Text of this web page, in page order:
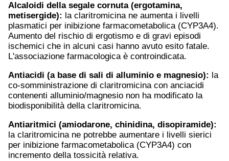
Alcaloidi della segale cornuta (ergotamina,
metisergide): la claritromicina ne aumenta i livelli
plasmatici per inibizione farmacometabolica (CYP3A4).
Aumento del rischio di ergotismo e di gravi episodi
ischemici che in alcuni casi hanno avuto esito fatale.
L'associazione farmacologica è controindicata.
Antiacidi (a base di sali di alluminio e magnesio): la
co-somministrazione di claritromicina con anciacidi
contenenti alluminio/magnesio non ha modificato la
biodisponibilità della claritromicina.
Antiaritmici (amiodarone, chinidina, disopiramide):
la claritromicina ne potrebbe aumentare i livelli sierici
per inibizione farmacometabolica (CYP3A4) con
incremento della tossicità relativa.